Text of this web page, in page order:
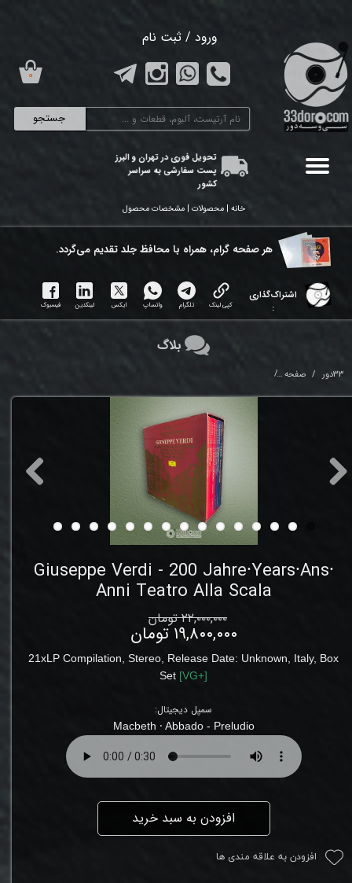
جستجو
ورود / ثبت نام
تغییر گذر واژه
سفارشات
تحویل فوری در تهران و البرز
پست سفارشی به سراسر
کشور
۰
خانه | محصولات | مشخصات محصول
هر ​صفحه گرام، همراه با محافظ جلد تقدیم می‌گردد.
اشتراک‌گذاری
:
کپی لینک تلگرام واتساپ ایکس لینکدین فیسبوک
33دور صفحه
Giuseppe Verdi - 200 Jahre⸱Years⸱Ans⸱
Anni Teatro Alla Scala
۲۲,۰۰۰,۰۰۰ تومان
۱۹,۸۰۰,۰۰۰ تومان
21xLP Compilation,Stereo Release Date: Unknown
Italy, Box
Set [VG+]
سمپل دیجیتال:
Macbeth ⸱ Abbado - Preludio
افزودن به سبد خرید
افزودن به علاقه مندی ها
بلاگ